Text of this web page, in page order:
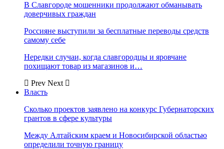
В Славгороде мошенники продолжают обманывать
доверчивых граждан
Россияне выступили за бесплатные переводы средств
самому себе
Нередки случаи, когда славгородцы и яровчане
похищают товар из магазинов и…
Prev Next
Власть
Сколько проектов заявлено на конкурс Губернаторских
грантов в сфере культуры
Между Алтайским краем и Новосибирской областью
определили точную границу